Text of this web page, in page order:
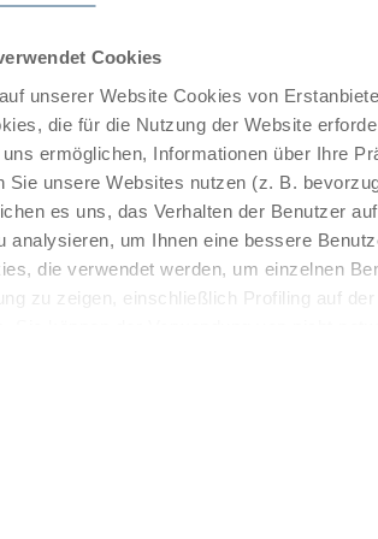
Cookies
unserer Website Cookies von
die für die Nutzung der Website
ermöglichen, Informationen über Ihre
Sie unsere Websites nutzen (z. B.
es uns, das Verhalten der Benutzer
analysieren, um Ihnen eine bessere
die verwendet werden, um einzelnen
zu zeigen, einschließlich Profiling auf
notwendige Cookies zu verwenden, indem
JETZT KOSTENFREI BESTELLEN
Sie unvergessliche
einem Reisegutschein haben Sie
das passende Geschenk.